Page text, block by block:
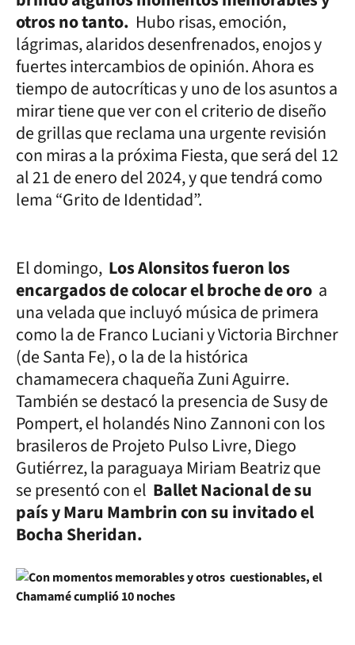
otros no tanto. Hubo risas, emoción,
lágrimas, alaridos desenfrenados, enojos y
fuertes intercambios de opinión. Ahora es
tiempo de autocríticas y uno de los asuntos a
mirar tiene que ver con el criterio de diseño
de grillas que reclama una urgente revisión
con miras a la próxima Fiesta, que será del 12
al 21 de enero del 2024, y que tendrá como
lema “Grito de Identidad”.
El domingo, Los Alonsitos fueron los
encargados de colocar el broche de oro a
una velada que incluyó música de primera
como la de Franco Luciani y Victoria Birchner
(de Santa Fe), o la de la histórica
chamamecera chaqueña Zuni Aguirre.
También se destacó la presencia de Susy de
Pompert, el holandés Nino Zannoni con los
brasileros de Projeto Pulso Livre, Diego
Gutiérrez, la paraguaya Miriam Beatriz que
se presentó con el Ballet Nacional de su
país y Maru Mambrin con su invitado el
Bocha Sheridan.